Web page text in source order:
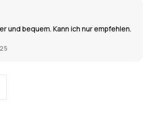
und bequem. Kann ich nur empfehlen.